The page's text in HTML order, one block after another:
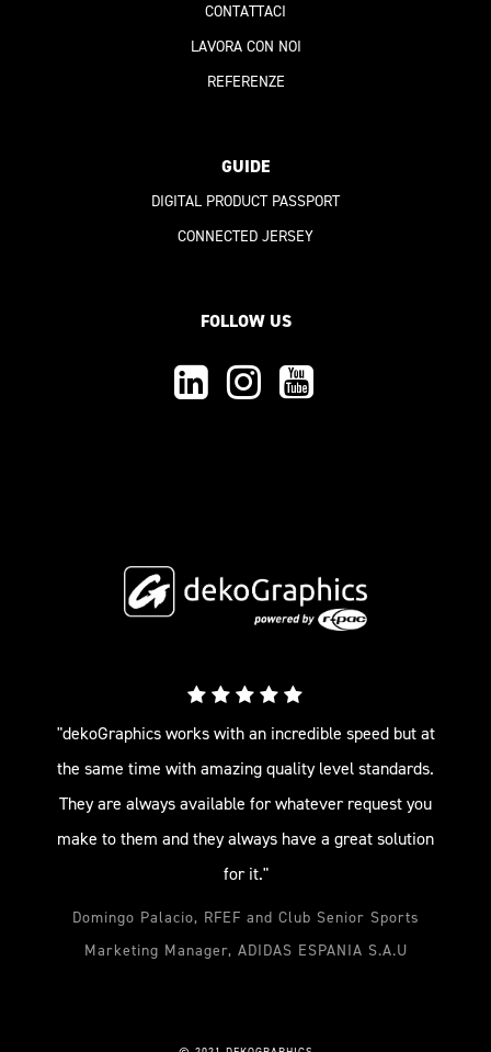
CONTATTACI
LAVORA CON NOI
REFERENZE
GUIDE
DIGITAL PRODUCT PASSPORT
CONNECTED JERSEY
FOLLOW US
"dekoGraphics works with an incredible speed but at
the same time with amazing quality level standards.
They are always available for whatever request you
make to them and they always have a great solution
for it."
Domingo Palacio, RFEF and Club Senior Sports
Marketing Manager, ADIDAS ESPANIA S.A.U